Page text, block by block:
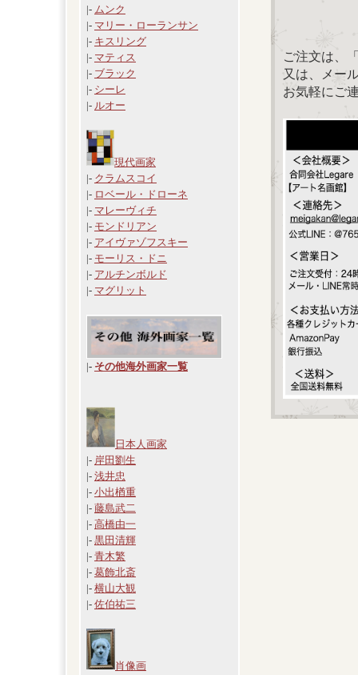
|- ムンク
|- マリー・ローランサン
|- キスリング
|- マティス
|- ブラック
|- シーレ
|- ルオー
現代画家
|- クラムスコイ
|- ロベール・ドローネ
|- マレーヴィチ
|- モンドリアン
|- アイヴァゾフスキー
|- モーリス・ドニ
|- アルチンボルド
|- マグリット
|- その他海外画家一覧
日本人画家
|- 岸田劉生
|- 浅井忠
|- 小出楢重
|- 藤島武二
|- 高橋由一
|- 黒田清輝
|- 青木繁
|- 葛飾北斎
|- 横山大観
|- 佐伯祐三
肖像画
ご注文は、
又は、メー
お気軽にご